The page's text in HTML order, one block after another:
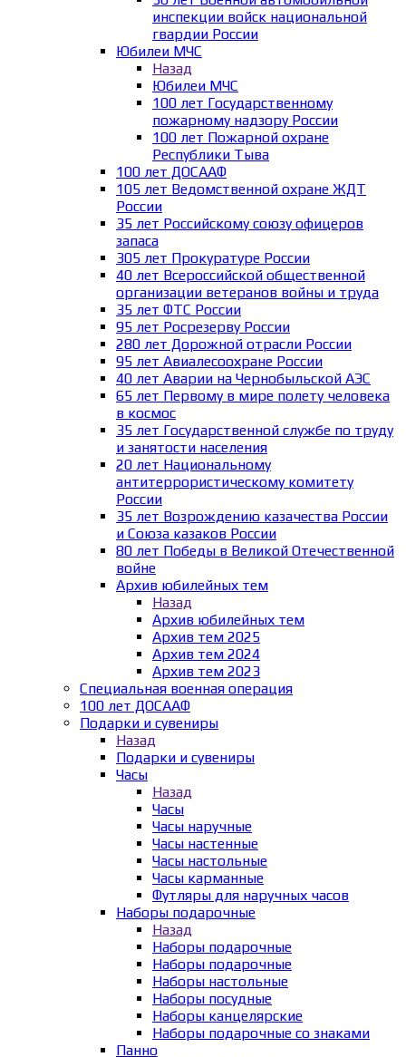
инспекции войск национальной
гвардии России
Юбилеи МЧС
Назад
Юбилеи МЧС
100 лет Государственному
пожарному надзору России
100 лет Пожарной охране
Республики Тыва
100 лет ДОСААФ
105 лет Ведомственной охране ЖДТ
России
35 лет Российскому союзу офицеров
запаса
305 лет Прокуратуре России
40 лет Всероссийской общественной
организации ветеранов войны и труда
35 лет ФТС России
95 лет Росрезерву России
280 лет Дорожной отрасли России
95 лет Авиалесоохране России
40 лет Аварии на Чернобыльской АЭС
65 лет Первому в мире полету человека
в космос
35 лет Государственной службе по труду
и занятости населения
20 лет Национальному
антитеррористическому комитету
России
35 лет Возрождению казачества России
и Союза казаков России
80 лет Победы в Великой Отечественной
войне
Архив юбилейных тем
Назад
Архив юбилейных тем
Архив тем 2025
Архив тем 2024
Архив тем 2023
Специальная военная операция
100 лет ДОСААФ
Подарки и сувениры
Назад
Подарки и сувениры
Часы
Назад
Часы
Часы наручные
Часы настенные
Часы настольные
Часы карманные
Футляры для наручных часов
Наборы подарочные
Назад
Наборы подарочные
Наборы подарочные
Наборы настольные
Наборы посудные
Наборы канцелярские
Наборы подарочные со знаками
Панно